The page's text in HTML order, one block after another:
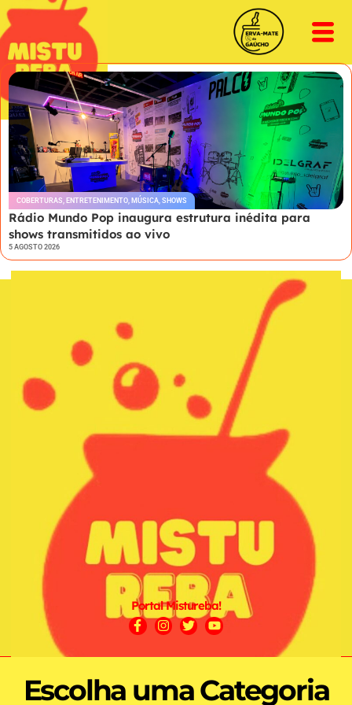
COBERTURAS, ENTRETENIMENTO, MÚSICA, SHOWS
Rádio Mundo Pop inaugura estrutura inédita para
shows transmitidos ao vivo
5 AGOSTO 2026
Portal Mistureba!
Escolha uma Categoria